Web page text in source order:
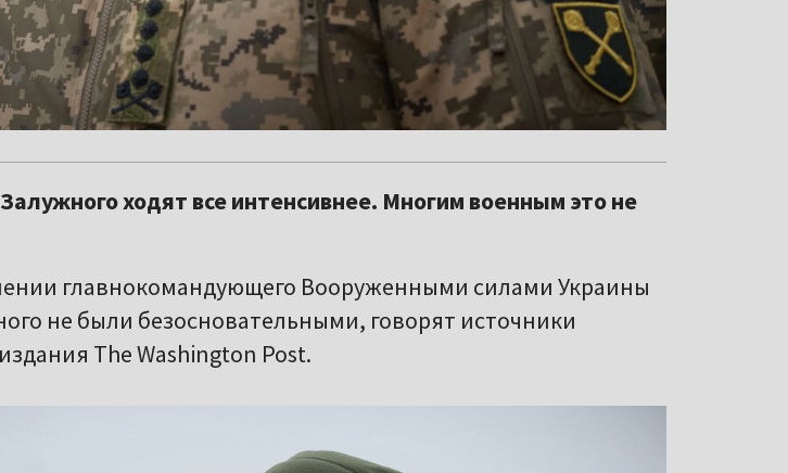
ходят все интенсивнее. Многим военным это не
главнокомандующего Вооруженными силами Украины
не были безосновательными, говорят источники
The Washington Post.